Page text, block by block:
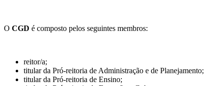
O CGD é composto pelos seguintes membros:
reitor/a;
titular da Pró-reitoria de Administração e de Planejamento;
titular da Pró-reitoria de Ensino;